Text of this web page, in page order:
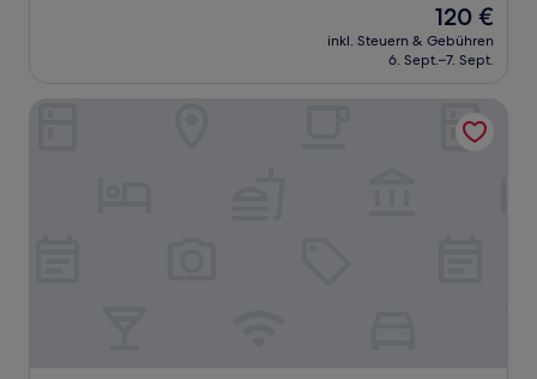
Der
Preis
beträgt
120 €
inkl. Steuern & Gebühren
6. Sept.–7. Sept.